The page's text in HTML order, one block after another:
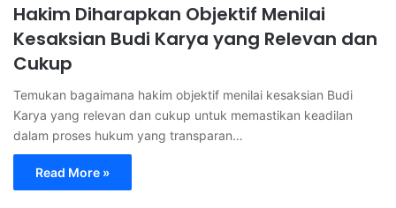
Hakim Diharapkan Objektif Menilai
Kesaksian Budi Karya yang Relevan dan
Cukup
Temukan bagaimana hakim objektif menilai kesaksian Budi
Karya yang relevan dan cukup untuk memastikan keadilan
dalam proses hukum yang transparan…
Read More »